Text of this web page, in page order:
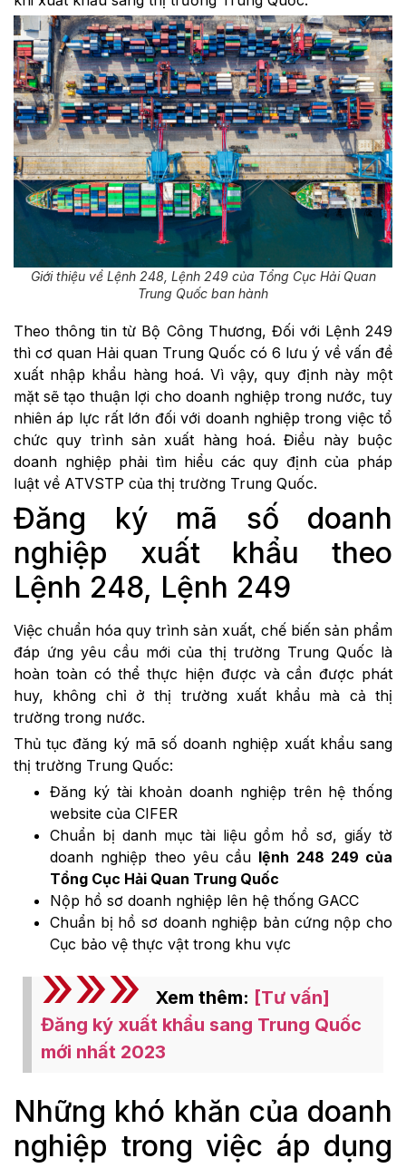
Giới thiệu về Lệnh 248, Lệnh 249 của Tổng Cục Hải Quan
Trung Quốc ban hành
Theo thông tin từ Bộ Công Thương, Đối với Lệnh 249
thì cơ quan Hải quan Trung Quốc có 6 lưu ý về vấn đề
xuất nhập khẩu hàng hoá. Vì vậy, quy định này một
mặt sẽ tạo thuận lợi cho doanh nghiệp trong nước, tuy
nhiên áp lực rất lớn đối với doanh nghiệp trong việc tổ
chức quy trình sản xuất hàng hoá. Điều này buộc
doanh nghiệp phải tìm hiểu các quy định của pháp
luật về ATVSTP của thị trường Trung Quốc.
Đăng ký mã số doanh
nghiệp xuất khẩu theo
Lệnh 248, Lệnh 249
Việc chuẩn hóa quy trình sản xuất, chế biến sản phẩm
đáp ứng yêu cầu mới của thị trường Trung Quốc là
hoàn toàn có thể thực hiện được và cần được phát
huy, không chỉ ở thị trường xuất khẩu mà cả thị
trường trong nước.
Thủ tục đăng ký mã số doanh nghiệp xuất khẩu sang
thị trường Trung Quốc:
Đăng ký tài khoản doanh nghiệp trên hệ thống
website của CIFER
Chuẩn bị danh mục tài liệu gồm hồ sơ, giấy tờ
doanh nghiệp theo yêu cầu lệnh 248 249 của
Tổng Cục Hải Quan Trung Quốc
Nộp hồ sơ doanh nghiệp lên hệ thống GACC
Chuẩn bị hồ sơ doanh nghiệp bản cứng nộp cho
Cục bảo vệ thực vật trong khu vực
Xem thêm: [Tư vấn]
Đăng ký xuất khẩu sang Trung Quốc
mới nhất 2023
Những khó khăn của doanh
nghiệp trong việc áp dụng